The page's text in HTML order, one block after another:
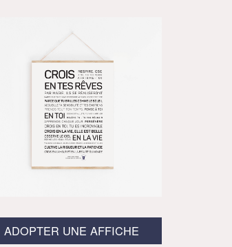
ADOPTER UNE AFFICHE